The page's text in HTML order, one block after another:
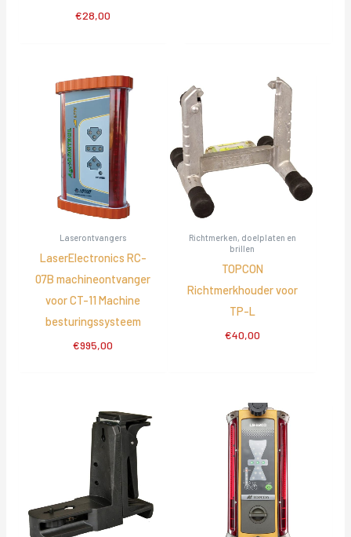
€28,00
Laserontvangers
LaserElectronics RC-
07B machineontvanger
voor CT-11 Machine
besturingssysteem
€995,00
Richtmerken, doelplaten en
brillen
TOPCON
Richtmerkhouder voor
TP-L
€40,00